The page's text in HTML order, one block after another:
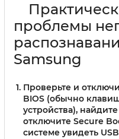
проблемы
Samsung
Проверьте и
BIOS (обычно
устройства),
отключите Secure
системе увидеть